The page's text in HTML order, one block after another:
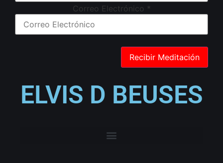
Correo Electrónico *
ELVIS D BEUSES